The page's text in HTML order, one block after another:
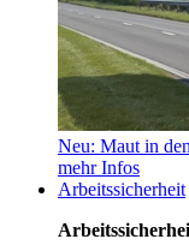
Neu: Maut in
mehr Infos
Arbeitssicherheit